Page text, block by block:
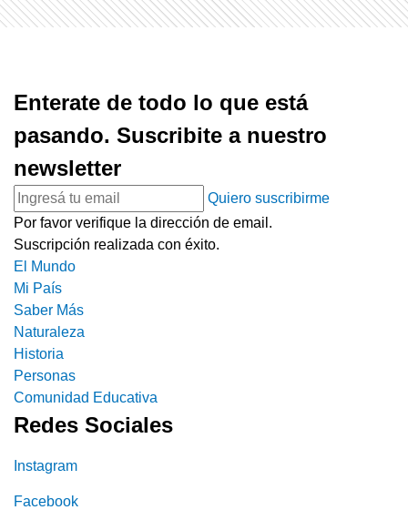
Enterate de todo lo que está
pasando. Suscribite a nuestro
newsletter
Quiero suscribirme
Por favor verifique la dirección de email.
Suscripción realizada con éxito.
El Mundo
Mi País
Saber Más
Naturaleza
Historia
Personas
Comunidad Educativa
Redes Sociales
Instagram
Facebook